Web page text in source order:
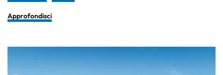
Approfondisci